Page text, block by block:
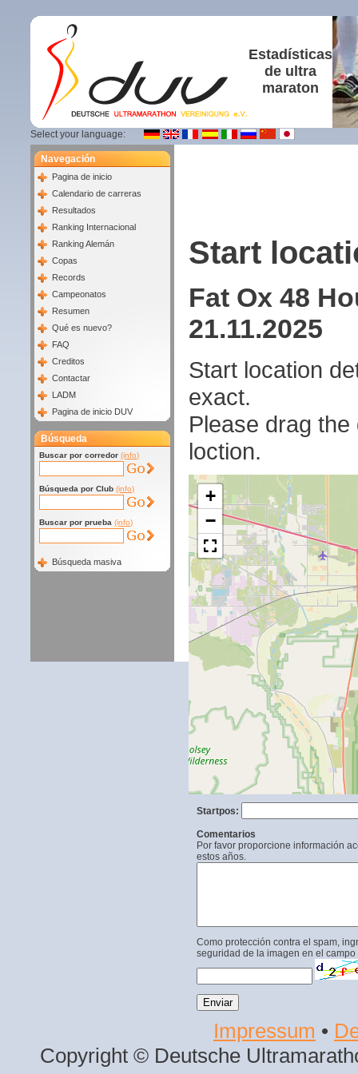
Estadísticas
de ultra
maraton
Select your language:
Navegación
Pagina de inicio
Calendario de carreras
Resultados
Ranking Internacional
Ranking Alemán
Copas
Records
Campeonatos
Resumen
Qué es nuevo?
FAQ
Creditos
Contactar
LADM
Pagina de inicio DUV
Búsqueda
Buscar por corredor (info)
Búsqueda por Club (info)
Buscar por prueba (info)
Búsqueda masiva
Start
Fat Ox 48
21.11.2025
Start location
exact.
Please drag
loction.
+
−
Startpos:
Comentarios
Por favor proporcione información
estos años.
Como protección contra el spam,
seguridad de la imagen en el campo
Impressum •
Copyright © Deutsche